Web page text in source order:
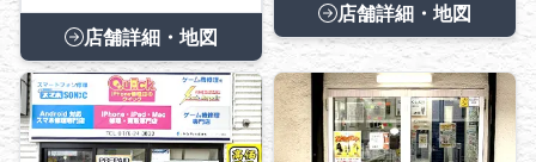
店舗詳細・地図
店舗詳細・地図